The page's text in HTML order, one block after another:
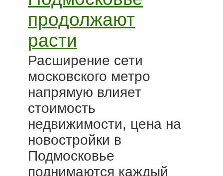
продолжают
расти
Расширение сети
московского метро
напрямую влияет
стоимость
недвижимости, цена на
новостройки в
Подмосковье
поднимаются каждый